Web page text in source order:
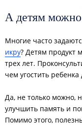
А детям
Многие часто
икру? Детям продукт
трех лет.
чем угостить ребенка
Да, не только можно,
улучшить память и
Помимо этого,